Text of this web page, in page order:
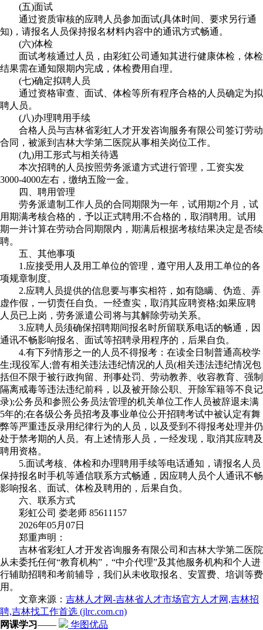
(五)面试
通过资质审核的应聘人员参加面试(具体时间、要求另行通
知)，请报名人员保持报名材料内容中的通讯方式畅通。
(六)体检
面试考核通过人员，由彩虹公司通知其进行健康体检，体检
结果需在通知限期内完成，体检费用自理。
(七)确定拟聘人员
通过资格审查、面试、体检等所有程序合格的人员确定为拟
聘人员。
(八)办理聘用手续
合格人员与吉林省彩虹人才开发咨询服务有限公司签订劳动
合同，被派到吉林大学第二医院从事相关岗位工作。
(九)用工形式与相关待遇
本次招聘的人员按照劳务派遣方式进行管理，工资实发
3000-4000左右，缴纳五险一金。
四、聘用管理
劳务派遣制工作人员的合同期限为一年，试用期2个月，试
用期满考核合格的，予以正式聘用;不合格的，取消聘用。试用
期一并计算在劳动合同期限内，期满后根据考核结果决定是否续
聘。
五、其他事项
1.应接受用人及用工单位的管理，遵守用人及用工单位的各
项规章制度。
2.应聘人员提供的信息要与事实相符，如有隐瞒、伪造、弄
虚作假，一切责任自负。一经查实，取消其应聘资格;如果应聘
人员已上岗，劳务派遣公司将与其解除劳动关系。
3.应聘人员须确保招聘期间报名时所留联系电话的畅通，因
通讯不畅影响报名、面试等招聘录用程序的，后果自负。
4.有下列情形之一的人员不得报考：在读全日制普通高校学
生;现役军人;曾有相关违法违纪情况的人员(相关违法违纪情况包
括但不限于被行政拘留、刑事处罚、劳动教养、收容教育、强制
隔离戒毒等违法违纪前科，以及被开除公职、开除军籍等不良记
录);公务员和参照公务员法管理的机关单位工作人员被辞退未满
5年的;在各级公务员招考及事业单位公开招聘考试中被认定有舞
弊等严重违反录用纪律行为的人员，以及受到不得报考处理并仍
处于禁考期的人员。有上述情形人员，一经发现，取消其应聘及
聘用资格。
5.面试考核、体检和办理聘用手续等电话通知，请报名人员
保持报名时手机等通信联系方式畅通，因应聘人员个人通讯不畅
影响报名、面试、体检及聘用的，后果自负。
六、联系方式
彩虹公司 娄老师 85611157
2026年05月07日
郑重声明：
吉林省彩虹人才开发咨询服务有限公司和吉林大学第二医院
从未委托任何“教育机构”，“中介代理”及其他服务机构和个人进
行辅助招聘和考前辅导，我们从未收取报名、安置费、培训等费
用。
文章来源： 吉林人才网-吉林省人才市场官方人才网,吉林招
聘,吉林找工作首选 (jlrc.com.cn)
网课学习——
华图优品